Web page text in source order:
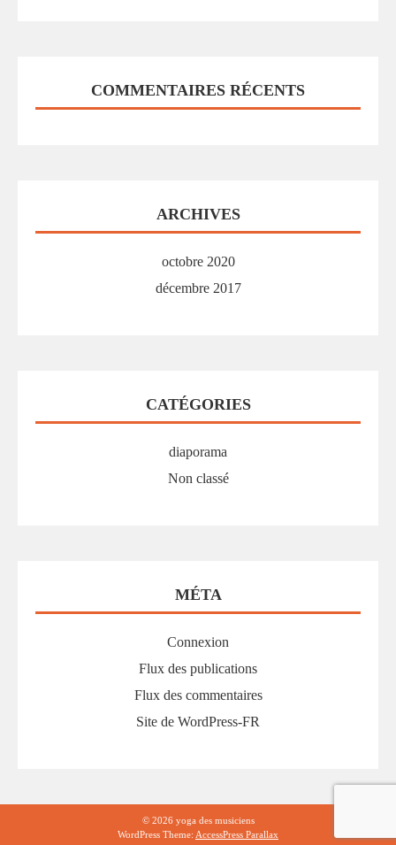
COMMENTAIRES RÉCENTS
ARCHIVES
octobre 2020
décembre 2017
CATÉGORIES
diaporama
Non classé
MÉTA
Connexion
Flux des publications
Flux des commentaires
Site de WordPress-FR
© 2026 yoga des musiciens
WordPress Theme: AccessPress Parallax